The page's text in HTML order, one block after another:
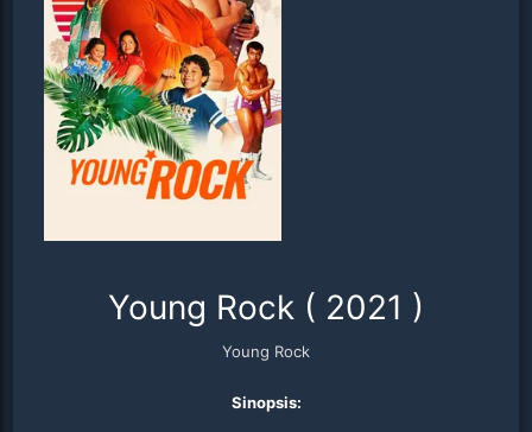
Young Rock ( 2021 )
Young Rock
Sinopsis: